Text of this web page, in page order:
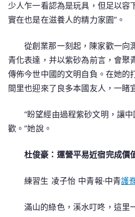
少人乍一看認為是玩具，但足以容
實在也是在滋養人的精力家園”。
從創業那一刻起，陳家歡一向
青化表達，并以紫砂為前言，會聚
傳佈今世中國的文明自負。在她的
間里也迎來了良多本國友人，一睹
“盼望經由過程紫砂文明，讓
歡。”她說。
杜俊豪：運營平易近宿完成價
練習生 凌子怡 中青報·中青護
滿山的綠色，溪水叮咚，這里